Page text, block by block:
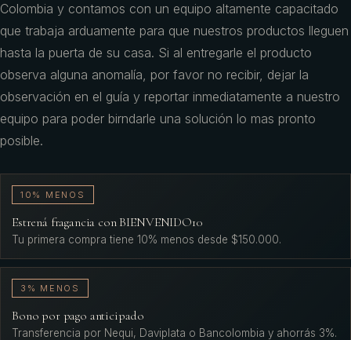
Colombia y contamos con un equipo altamente capacitado
que trabaja arduamente para que nuestros productos lleguen
hasta la puerta de su casa. Si al entregarle el producto
observa alguna anomalía, por favor no recibir, dejar la
observación en el guía y reportar inmediatamente a nuestro
equipo para poder birndarle una solución lo mas pronto
posible.
10% MENOS
Estrená fragancia con BIENVENIDO10
Tu primera compra tiene 10% menos desde $150.000.
3% MENOS
Bono por pago anticipado
Transferencia por Nequi, Daviplata o Bancolombia y ahorrás 3%.